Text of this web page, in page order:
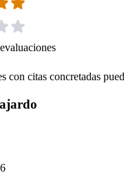
evaluaciones
con citas concretadas